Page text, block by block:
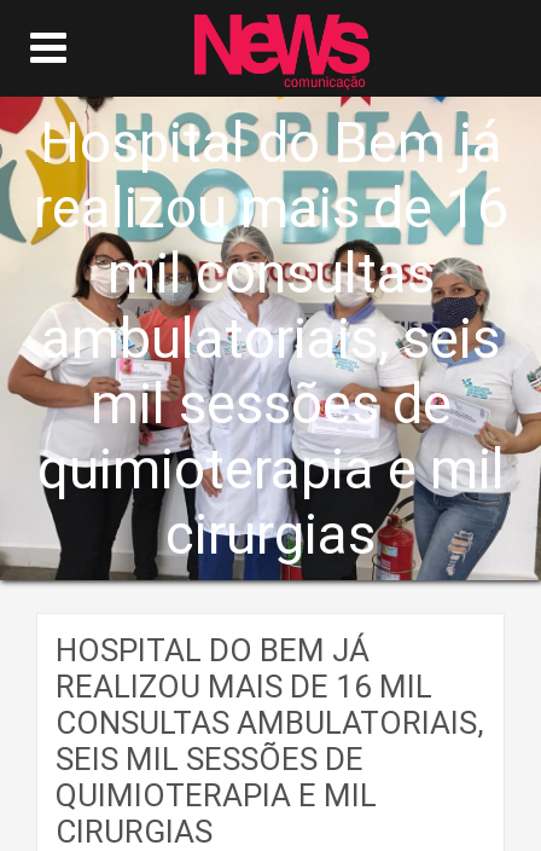
Hospital do Bem já
realizou mais de 16
mil consultas
ambulatoriais, seis
mil sessões de
quimioterapia e mil
cirurgias
HOSPITAL DO BEM JÁ
REALIZOU MAIS DE 16 MIL
CONSULTAS AMBULATORIAIS,
SEIS MIL SESSÕES DE
QUIMIOTERAPIA E MIL
CIRURGIAS